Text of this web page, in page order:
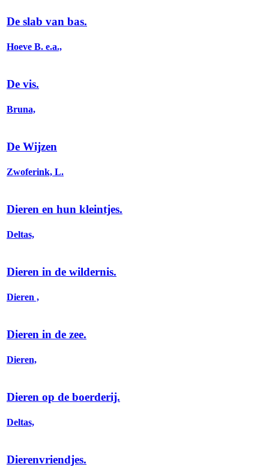
De slab van bas.
Hoeve B. e.a.,
De vis.
Bruna,
De Wijzen
Zwoferink, L.
Dieren en hun kleintjes.
Deltas,
Dieren in de wildernis.
Dieren ,
Dieren in de zee.
Dieren,
Dieren op de boerderij.
Deltas,
Dierenvriendjes.